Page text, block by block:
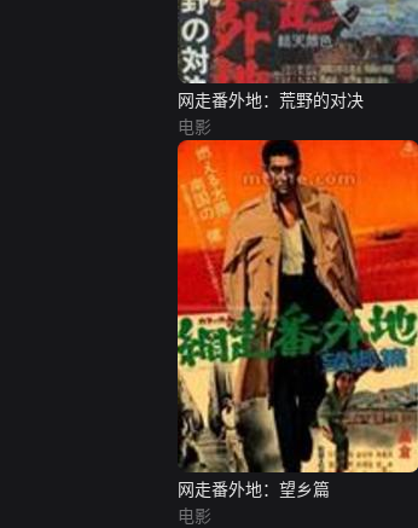
网走番外地：荒野的对决
电影
网走番外地：望乡篇
电影